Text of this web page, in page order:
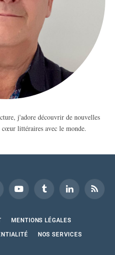
j'adore découvrir de nouvelles
cœur littéraires avec le monde.
YouTube Tumblr LinkedInRSS
MENTIONS LÉGALES
NOS SERVICES